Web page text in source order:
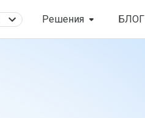
Решения БЛОГ